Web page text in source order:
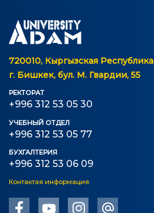
720010, Кыргызская Республика
г. Бишкек, бул. М. Гвардии, 55
РЕКТОРАТ
+996 312 53 05 30
УЧЕБНЫЙ ОТДЕЛ
+996 312 53 05 77
БУХГАЛТЕРИЯ
+996 312 53 06 09
Контактая информация